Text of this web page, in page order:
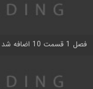
فصل 1 قسمت 10 اضافه شد